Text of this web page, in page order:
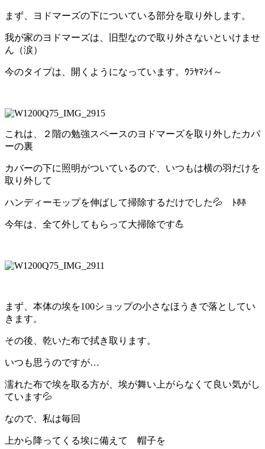
まず、ヨドマーズの下についている部分を取り外します。
我が家のヨドマーズは、旧型なので取り外さないといけませ
ん（涙）
今のタイプは、開くようになっています。ｳﾗﾔﾏｼｲ～
これは、２階の勉強スペースのヨドマーズを取り外したカバ
ーの裏
カバーの下に照明がついているので、いつもは横の羽だけを
取り外して
ハンディーモップを伸ばして掃除するだけでした💦 ﾄﾎﾎ
今年は、全て外してもらって大掃除です💪
まず、本体の埃を100ショップの小さなほうきで落としてい
きます。
その後、乾いた布で拭き取ります。
いつも思うのですが…
濡れた布で埃を取る方が、埃が舞い上がらなくて良い気がし
ています💦
なので、私は毎回
上から降ってくる埃に備えて 帽子を